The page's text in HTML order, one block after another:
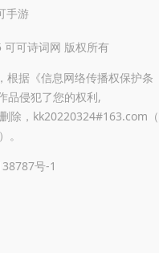
手游
可诗词网 版权所有
根据《信息网络传播权保护条
品侵犯了您的权利,
除，kk20220324#163.com
。
号-1